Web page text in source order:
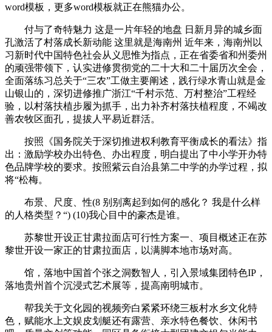
word模板，更多word模板就正在熊猫办公。
付与了奇特魅力 这是一片年轻的地盘 日新月异的城乡面
孔激活了村落成长新动能 这里就是海南州 近年来，海南州以
习新时代中国特色社会从义思惟为指点，正在省委省和州委州
的顽强带领下，认实进修贯彻党的二十大和二十届历次全会，
全面落练习总关于“三农”工做主要阐述，践行绿水青山就是金
山银山的，深切进修推广浙江“千村示范、万村整治”工程经
验，以村落扶植步履为抓手，出力补齐村落扶植程度，不竭改
善农牧区面孔，提拔人平易近群活。
按照《国务院关于深切推进权利教育平衡成长的看法》指
出：激励学校办出特色、办出程度，明白提出了中小学开办特
色品牌学校的要求。按照紫云自治县第二中学的办学过程，拟
将“松梅。
布景、尺度、性(8 别别离起到如何的感化？ 我是什么样
的人格类型？“) (10)我心目中的豪杰是谁。
苏黎世开设正甘肃拉面店可行性方案一、项目概述正在苏
黎世开设一家正的甘肃拉面店，以满脚本地市场对高。
馆，落地中国首个张之洞数智人，引入景域集团特色IP，
落地贵州首个沉浸式艺术展等，提高南明城市。
帮我关于文化园的视频旁白紧紧环绕三板村水乡文化特
色，赋能水上文娱皮划艇还有露营、亲水特色餐饮、休闲书